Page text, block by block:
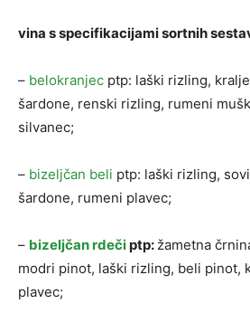
vina s specifikacijami sortnih
– belokranjec ptp: laški rizling,
šardone, renski rizling, rumeni
silvanec;
– bizeljčan beli ptp: laški rizling,
šardone, rumeni plavec;
– bizeljčan rdečiptp: žametna
modri pinot, laški rizling, beli pinot,
plavec;